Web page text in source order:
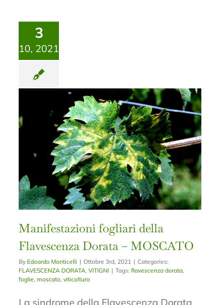
3
10, 2021
Manifestazioni fogliari della
Flavescenza Dorata – MOSCATO
By Edoardo Monticelli | Ottobre 3rd, 2021 | Categories:
FLAVESCENZA DORATA,VITIGNI | Tags:flavescenza dorata,
foglie,moscato,viticoltura
La sindrome della Flavescenza Dorata